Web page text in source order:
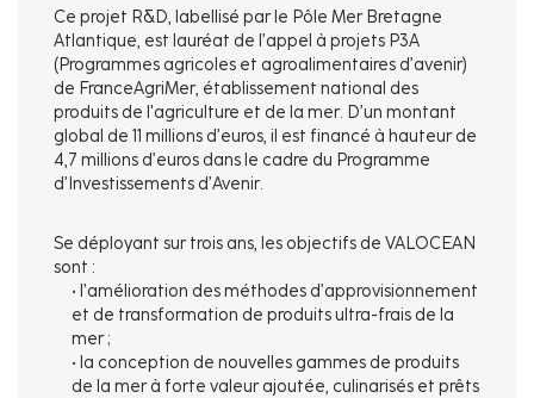
Ce projet R&D, labellisé par le Pôle Mer Bretagne
Atlantique, est lauréat de l’appel à projets P3A
(Programmes agricoles et agroalimentaires d’avenir)
de FranceAgriMer, établissement national des
produits de l'agriculture et de la mer. D’un montant
global de 11 millions d’euros, il est financé à hauteur de
4,7 millions d’euros dans le cadre du Programme
d’Investissements d’Avenir.
Se déployant sur trois ans, les objectifs de VALOCEAN
sont :
• l’amélioration des méthodes d’approvisionnement
et de transformation de produits ultra-frais de la
mer ;
• la conception de nouvelles gammes de produits
de la mer à forte valeur ajoutée, culinarisés et prêts